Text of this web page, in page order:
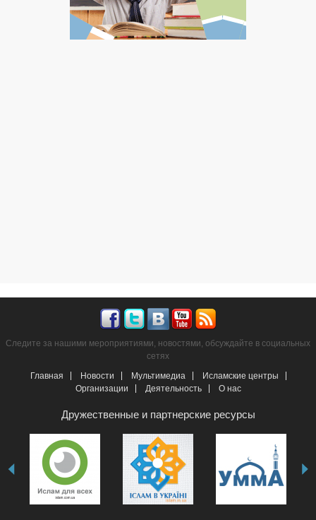
Следите за нашими мероприятиями, новостями, обсуждайте в социальных
сетях
Главная
Новости Мультимедиа
Исламские центры
Организации
Деятельность О нас
Дружественные и партнерские ресурсы